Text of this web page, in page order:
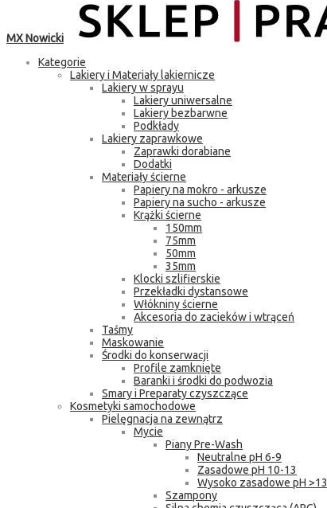
MX Nowicki
Kategorie
Lakiery i Materiały lakiernicze
Lakiery w sprayu
Lakiery uniwersalne
Lakiery bezbarwne
Podkłady
Lakiery zaprawkowe
Zaprawki dorabiane
Dodatki
Materiały ścierne
Papiery na mokro - arkusze
Papiery na sucho - arkusze
Krążki ścierne
150mm
75mm
50mm
35mm
Klocki szlifierskie
Przekładki dystansowe
Włókniny ścierne
Akcesoria do zacieków i wtrąceń
Taśmy
Maskowanie
Środki do konserwacji
Profile zamknięte
Baranki i środki do podwozia
Smary i Preparaty czyszczące
Kosmetyki samochodowe
Pielęgnacja na zewnątrz
Mycie
Piany Pre-Wash
Neutralne pH 6-9
Zasadowe pH 10-13
Wysoko zasadowe pH >13
Szampony